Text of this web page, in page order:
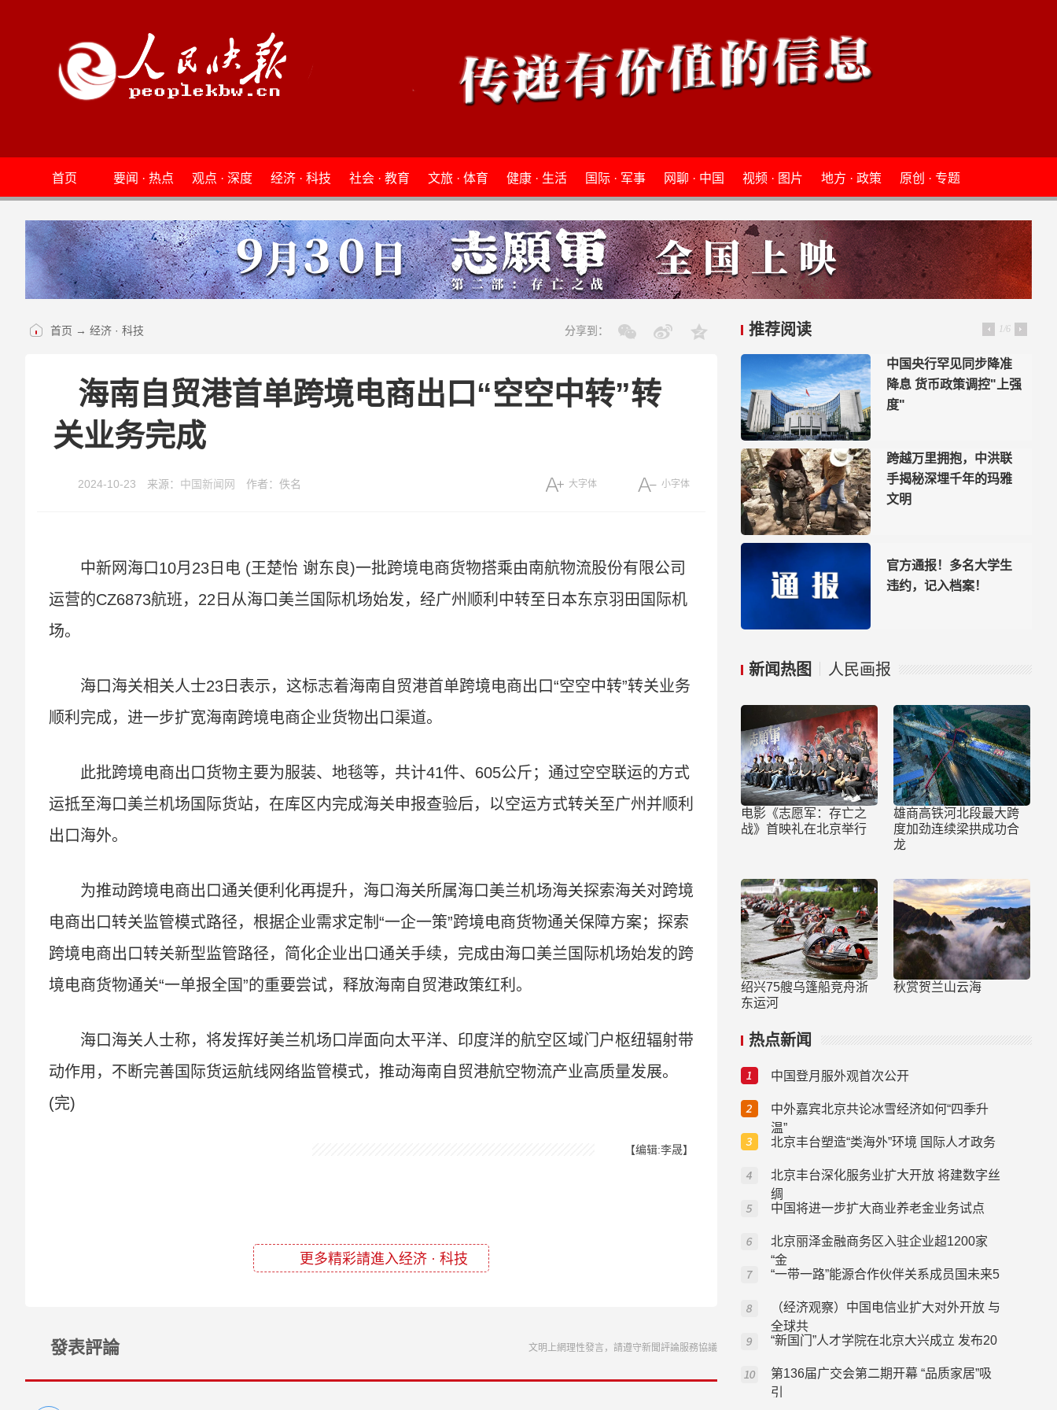
首页 要闻 · 热点 观点 · 深度 经济 · 科技 社会 · 教育 文旅 · 体育 健康 · 生活 国际 · 军事 网聊 · 中国 视频 · 图片 地方 · 政策 原创 · 专题
首页 → 经济 · 科技 分享到：
海南自贸港首单跨境电商出口“空空中转”转
关业务完成
2024-10-23 来源： 中国新闻网 作者：佚名 大字体 小字体
中新网海口10月23日电 (王楚怡 谢东良)一批跨境电商货物搭乘由南航物流股份有限公司
运营的CZ6873航班，22日从海口美兰国际机场始发，经广州顺利中转至日本东京羽田国际机
场。
海口海关相关人士23日表示，这标志着海南自贸港首单跨境电商出口“空空中转”转关业务
顺利完成，进一步扩宽海南跨境电商企业货物出口渠道。
此批跨境电商出口货物主要为服装、地毯等，共计41件、605公斤；通过空空联运的方式
运抵至海口美兰机场国际货站，在库区内完成海关申报查验后，以空运方式转关至广州并顺利
出口海外。
为推动跨境电商出口通关便利化再提升，海口海关所属海口美兰机场海关探索海关对跨境
电商出口转关监管模式路径，根据企业需求定制“一企一策”跨境电商货物通关保障方案；探索
跨境电商出口转关新型监管路径，简化企业出口通关手续，完成由海口美兰国际机场始发的跨
境电商货物通关“一单报全国”的重要尝试，释放海南自贸港政策红利。
海口海关人士称，将发挥好美兰机场口岸面向太平洋、印度洋的航空区域门户枢纽辐射带
动作用，不断完善国际货运航线网络监管模式，推动海南自贸港航空物流产业高质量发展。
(完)
【编辑:李晟】
更多精彩請進入经济 · 科技
發表評論 文明上網理性發言，請遵守新聞評論服務協議
推荐阅读 1/6
中国央行罕见同步降准
降息 货币政策调控"上强
度"
跨越万里拥抱，中洪联
手揭秘深埋千年的玛雅
文明
官方通报！多名大学生
违约，记入档案！
新闻热图 人民画报
电影《志愿军：存亡之
战》首映礼在北京举行
雄商高铁河北段最大跨
度加劲连续梁拱成功合
龙
绍兴75艘乌篷船竞舟浙
东运河
秋赏贺兰山云海
热点新闻
中国登月服外观首次公开
中外嘉宾北京共论冰雪经济如何“四季升
温”
北京丰台塑造“类海外”环境 国际人才政务
北京丰台深化服务业扩大开放 将建数字丝
绸
中国将进一步扩大商业养老金业务试点
北京丽泽金融商务区入驻企业超1200家
“金
“一带一路”能源合作伙伴关系成员国未来5
（经济观察）中国电信业扩大对外开放 与
全球共
“新国门”人才学院在北京大兴成立 发布20
第136届广交会第二期开幕 “品质家居”吸
引